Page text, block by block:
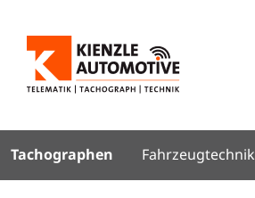
Tachographen Fahrzeugtechnik